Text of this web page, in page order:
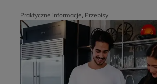
Praktyczne informacje, Przepisy